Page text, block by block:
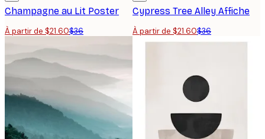
Champagne au Lit Poster
À partir de $21.60$36
Cypress Tree Alley Affiche
À partir de $21.60$36